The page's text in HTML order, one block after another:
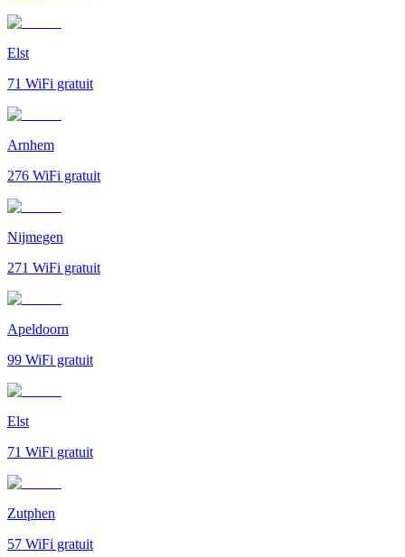
Elst
71 WiFi gratuit
Arnhem
276 WiFi gratuit
Nijmegen
271 WiFi gratuit
Apeldoorn
99 WiFi gratuit
Elst
71 WiFi gratuit
Zutphen
57 WiFi gratuit